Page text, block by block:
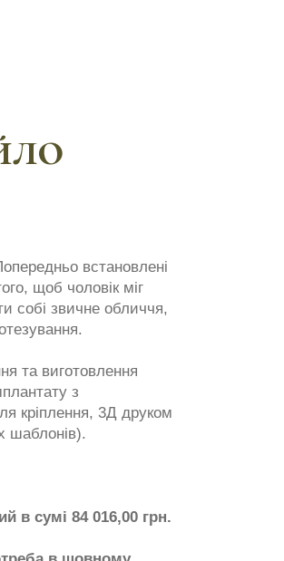
встановлені
щоб чоловік міг
собі звичне обличчя,
та виготовлення
з
кріплення, 3Д друком
шаблонів).
в сумі 84 016,00 грн.